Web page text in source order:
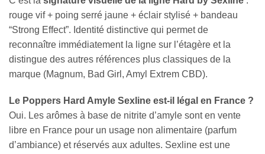
rouge vif + poing serré jaune + éclair stylisé + bandeau
“Strong Effect”. Identité distinctive qui permet de
reconnaître immédiatement la ligne sur l’étagère et la
distingue des autres références plus classiques de la
marque (Magnum, Bad Girl, Amyl Extrem CBD).
Le Poppers Hard Amyle Sexline est-il légal en France ?
Oui. Les arômes à base de nitrite d’amyle sont en vente
libre en France pour un usage non alimentaire (parfum
d’ambiance) et réservés aux adultes. Sexline est une